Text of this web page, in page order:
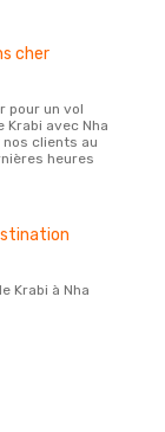
cher
Krabi avec Nha
clients au
heures